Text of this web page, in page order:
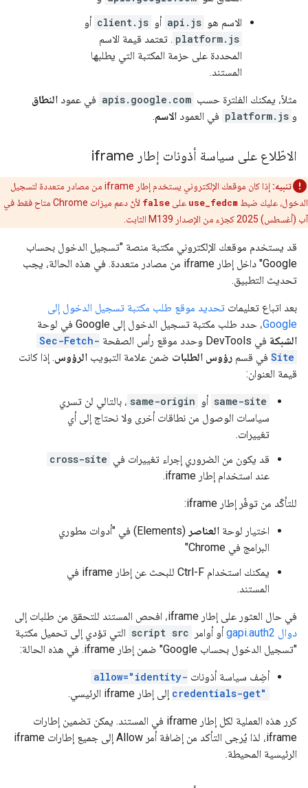
الاسم هو api.js أو client.js أو
platform.js . تعتمد قيمة الاسم
المحددة على حزمة المكتبة التي يطلبها
المستند.
مثلاً، يمكنك الفلترة حسب apis.google.com في عمود النطاق
و platform.js في العمود الاسم.
الاطّلاع على سياسة أذونات إطار iframe
تنبيه:
إذا كان موقعك الإلكتروني يستخدم إطار iframe من مصادر متعددة لتسجيل
الدخول، عليك ضبط use_fedcm على false
لأنّ دعم ميزات Chrome متاح فقط في
آب (أغسطس) 2025 كجزء من الإصدار M139 الثابت.
قد يستخدم موقعك الإلكتروني مكتبة منصة "تسجيل الدخول بحساب
Google" داخل إطار iframe من مصادر متعددة. في هذه الحالة، يجب
تحديث التطبيق.
بعد اتباع تعليمات تحديد موقع طلب مكتبة تسجيل الدخول إلى
Google، حدد طلب مكتبة تسجيل الدخول إلى Google في لوحة
الشبكة في DevTools وحدد موقع رأس الصفحة
Sec-Fetch-
Site في قسم رؤوس الطلبات ضمن علامة التبويب الرؤوس. إذا كانت
قيمة العنوان:
same-site أو same-origin ، بالتالي لن تسري
سياسات الوصول من نطاقات أخرى ولا نحتاج إلى أي
تغييرات.
قد يكون من الضروري إجراء تغييرات في cross-site
عند استخدام إطار iframe.
للتأكّد من توفّر إطار iframe:
اختيار لوحة العناصر
(Elements) في "أدوات مطوري
البرامج في Chrome"
يمكنك استخدام Ctrl-F للبحث عن إطار iframe في
المستند.
في حال العثور على إطار iframe، افحص المستند للتحقق من طلبات إلى
دوال gapi.auth2
أو أوامر script src التي تؤدي إلى تحميل مكتبة
"تسجيل الدخول بحساب Google" ضمن إطار iframe. في هذه الحالة:
أضِف سياسة أذونات allow="identity-
credentials-get" إلى إطار iframe الرئيسي.
كرر هذه العملية لكل إطار iframe في المستند. يمكن تضمين إطارات
iframe، لذا يُرجى التأكد من إضافة أمر Allow إلى جميع إطارات iframe
الرئيسية المحيطة.